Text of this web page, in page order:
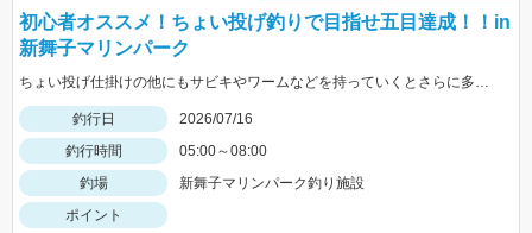
初心者オススメ！ちょい投げ釣りで目指せ五目達成！！in
新舞子マリンパーク
ちょい投げ仕掛けの他にもサビキやワームなどを持っていくとさらに多くの魚が釣れるかも！？
釣行日
2026/07/16
釣行時間
05:00～08:00
釣場
新舞子マリンパーク釣り施設
ポイント